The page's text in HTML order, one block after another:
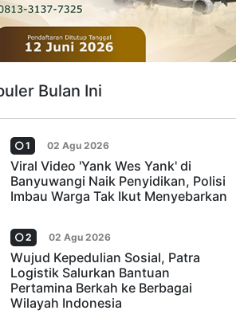
Bulan Ini
1 02 Agu 2026
Viral Video 'Yank Wes Yank' di
Banyuwangi Naik Penyidikan, Polisi
Imbau Warga Tak Ikut Menyebarkan
2 02 Agu 2026
Wujud Kepedulian Sosial, Patra
Logistik Salurkan Bantuan
Pertamina Berkah ke Berbagai
Wilayah Indonesia